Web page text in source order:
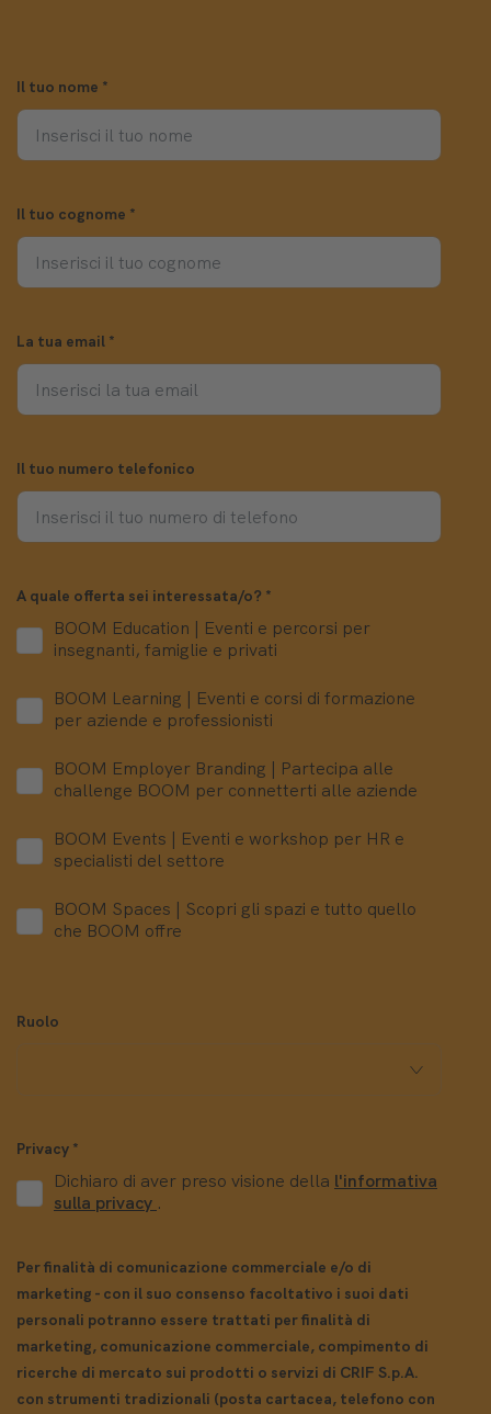
Il tuo nome *
Il tuo cognome *
La tua email *
Il tuo numero telefonico
A quale offerta sei interessata/o? *
BOOM Education | Eventi e percorsi per
insegnanti, famiglie e privati
BOOM Learning | Eventi e corsi di formazione
per aziende e professionisti
BOOM Employer Branding | Partecipa alle
challenge BOOM per connetterti alle aziende
BOOM Events | Eventi e workshop per HR e
specialisti del settore
BOOM Spaces | Scopri gli spazi e tutto quello
che BOOM offre
Ruolo
Privacy *
Dichiaro di aver preso visione della l'informativa
sulla privacy .
Per finalità di comunicazione commerciale e/o di
marketing - con il suo consenso facoltativo i suoi dati
personali potranno essere trattati per finalità di
marketing, comunicazione commerciale, compimento di
ricerche di mercato sui prodotti o servizi di CRIF S.p.A.
con strumenti tradizionali (posta cartacea, telefono con